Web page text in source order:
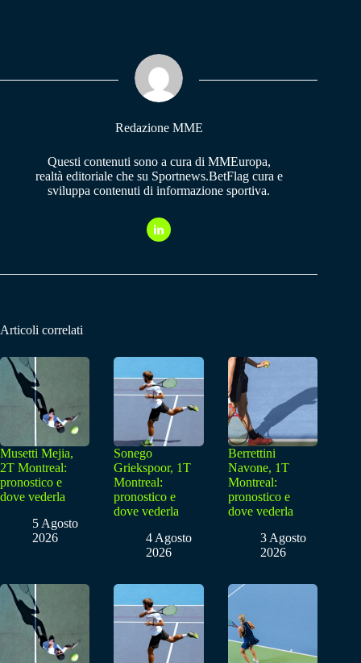
pp m
Redazione MME
Questi contenuti sono a cura di MMEuropa,
realtà editoriale che su Sportnews.BetFlag cura e
sviluppa contenuti di informazione sportiva.
Articoli correlati
Musetti Mejia,
2T Montreal:
pronostico e
dove vederla
5 Agosto
2026
Sonego
Griekspoor, 1T
Montreal:
pronostico e
dove vederla
4 Agosto
2026
Berrettini
Navone, 1T
Montreal:
pronostico e
dove vederla
3 Agosto
2026